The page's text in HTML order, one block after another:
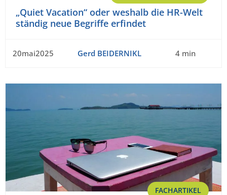
„Quiet Vacation“ oder weshalb die HR-Welt
ständig neue Begriffe erfindet
20mai2025 Gerd BEIDERNIKL 4 min
FACHARTIKEL